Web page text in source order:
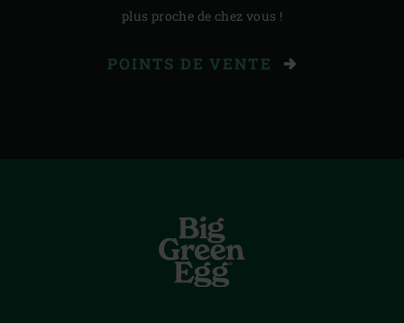
plus proche de chez vous !
POINTS DE VENTE